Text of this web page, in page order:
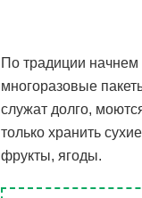
По традиции начнем
многоразовые
служат долго,
только хранить
фрукты, ягоды.